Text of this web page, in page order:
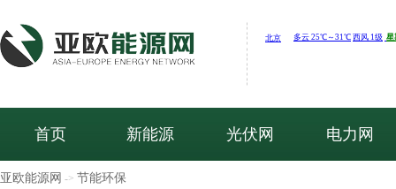
首页 新能源 光伏网 电力网
亚欧能源网 -> 节能环保